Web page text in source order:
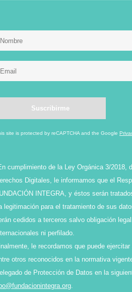
site is protected by reCAPTCHA and the Google
cumplimiento de la Ley Orgánica 3/2018,
Digitales, le informamos que el
INTEGRA, y éstos serán
legitimación para el tratamiento de sus
cedidos a terceros salvo obligación
ni perfilado.
le recordamos que puede
otros reconocidos en la normativa
de Protección de Datos en la
.